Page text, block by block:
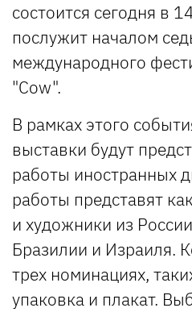
состоится сегодня в
послужит началом
международного
"Cow".
В рамках этого
выставки будут
работы иностранных
работы представят
и художники из
Бразилии и Израиля.
трех номинациях,
упаковка и плакат.